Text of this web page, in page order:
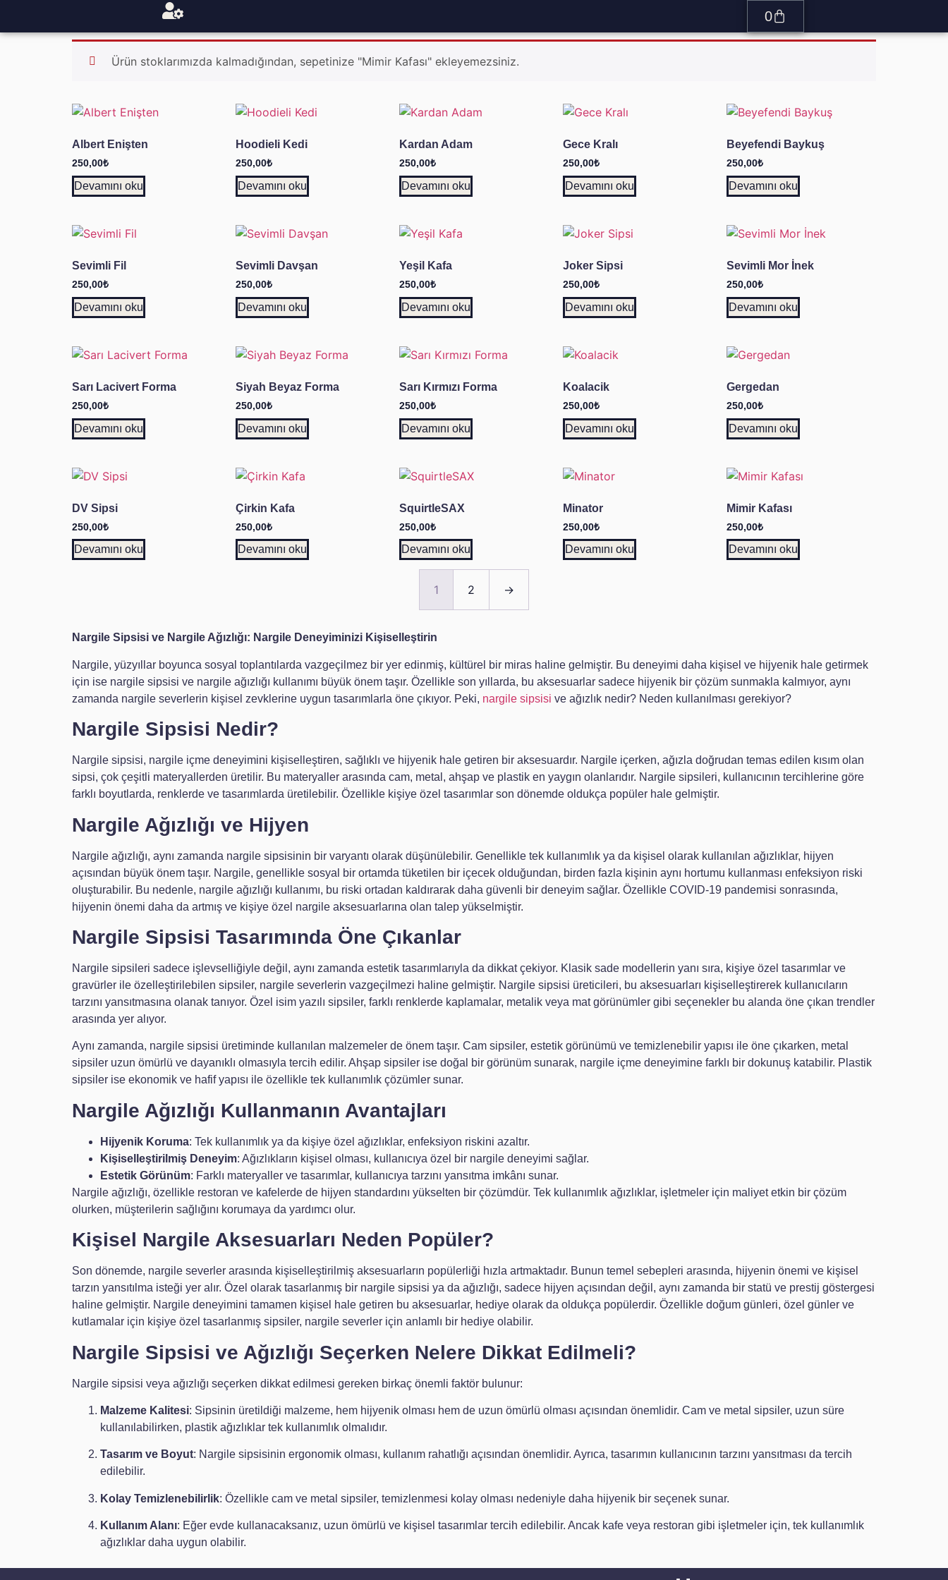
0
Ürün stoklarımızda kalmadığından, sepetinize "Mimir Kafası" ekleyemezsiniz.
Albert Enişten
250,00₺
Devamını oku
Hoodieli Kedi
250,00₺
Devamını oku
Kardan Adam
250,00₺
Devamını oku
Gece Kralı
250,00₺
Devamını oku
Beyefendi Baykuş
250,00₺
Devamını oku
Sevimli Fil
250,00₺
Devamını oku
Sevimli Davşan
250,00₺
Devamını oku
Yeşil Kafa
250,00₺
Devamını oku
Joker Sipsi
250,00₺
Devamını oku
Sevimli Mor İnek
250,00₺
Devamını oku
Sarı Lacivert Forma
250,00₺
Devamını oku
Siyah Beyaz Forma
250,00₺
Devamını oku
Sarı Kırmızı Forma
250,00₺
Devamını oku
Koalacik
250,00₺
Devamını oku
Gergedan
250,00₺
Devamını oku
DV Sipsi
250,00₺
Devamını oku
Çirkin Kafa
250,00₺
Devamını oku
SquirtleSAX
250,00₺
Devamını oku
Minator
250,00₺
Devamını oku
Mimir Kafası
250,00₺
Devamını oku
1 2 →
Nargile Sipsisi ve Nargile Ağızlığı: Nargile Deneyiminizi Kişiselleştirin
Nargile, yüzyıllar boyunca sosyal toplantılarda vazgeçilmez bir yer edinmiş, kültürel bir miras haline gelmiştir. Bu deneyimi daha kişisel ve hijyenik hale getirmek
için ise nargile sipsisi ve nargile ağızlığı kullanımı büyük önem taşır. Özellikle son yıllarda, bu aksesuarlar sadece hijyenik bir çözüm sunmakla kalmıyor, aynı
zamanda nargile severlerin kişisel zevklerine uygun tasarımlarla öne çıkıyor. Peki, nargile sipsisi ve ağızlık nedir? Neden kullanılması gerekiyor?
Nargile Sipsisi Nedir?
Nargile sipsisi, nargile içme deneyimini kişiselleştiren, sağlıklı ve hijyenik hale getiren bir aksesuardır. Nargile içerken, ağızla doğrudan temas edilen kısım olan
sipsi, çok çeşitli materyallerden üretilir. Bu materyaller arasında cam, metal, ahşap ve plastik en yaygın olanlarıdır. Nargile sipsileri, kullanıcının tercihlerine göre
farklı boyutlarda, renklerde ve tasarımlarda üretilebilir. Özellikle kişiye özel tasarımlar son dönemde oldukça popüler hale gelmiştir.
Nargile Ağızlığı ve Hijyen
Nargile ağızlığı, aynı zamanda nargile sipsisinin bir varyantı olarak düşünülebilir. Genellikle tek kullanımlık ya da kişisel olarak kullanılan ağızlıklar, hijyen
açısından büyük önem taşır. Nargile, genellikle sosyal bir ortamda tüketilen bir içecek olduğundan, birden fazla kişinin aynı hortumu kullanması enfeksiyon riski
oluşturabilir. Bu nedenle, nargile ağızlığı kullanımı, bu riski ortadan kaldırarak daha güvenli bir deneyim sağlar. Özellikle COVID-19 pandemisi sonrasında,
hijyenin önemi daha da artmış ve kişiye özel nargile aksesuarlarına olan talep yükselmiştir.
Nargile Sipsisi Tasarımında Öne Çıkanlar
Nargile sipsileri sadece işlevselliğiyle değil, aynı zamanda estetik tasarımlarıyla da dikkat çekiyor. Klasik sade modellerin yanı sıra, kişiye özel tasarımlar ve
gravürler ile özelleştirilebilen sipsiler, nargile severlerin vazgeçilmezi haline gelmiştir. Nargile sipsisi üreticileri, bu aksesuarları kişiselleştirerek kullanıcıların
tarzını yansıtmasına olanak tanıyor. Özel isim yazılı sipsiler, farklı renklerde kaplamalar, metalik veya mat görünümler gibi seçenekler bu alanda öne çıkan trendler
arasında yer alıyor.
Aynı zamanda, nargile sipsisi üretiminde kullanılan malzemeler de önem taşır. Cam sipsiler, estetik görünümü ve temizlenebilir yapısı ile öne çıkarken, metal
sipsiler uzun ömürlü ve dayanıklı olmasıyla tercih edilir. Ahşap sipsiler ise doğal bir görünüm sunarak, nargile içme deneyimine farklı bir dokunuş katabilir. Plastik
sipsiler ise ekonomik ve hafif yapısı ile özellikle tek kullanımlık çözümler sunar.
Nargile Ağızlığı Kullanmanın Avantajları
Hijyenik Koruma: Tek kullanımlık ya da kişiye özel ağızlıklar, enfeksiyon riskini azaltır.
Kişiselleştirilmiş Deneyim: Ağızlıkların kişisel olması, kullanıcıya özel bir nargile deneyimi sağlar.
Estetik Görünüm: Farklı materyaller ve tasarımlar, kullanıcıya tarzını yansıtma imkânı sunar.
Nargile ağızlığı, özellikle restoran ve kafelerde de hijyen standardını yükselten bir çözümdür. Tek kullanımlık ağızlıklar, işletmeler için maliyet etkin bir çözüm
olurken, müşterilerin sağlığını korumaya da yardımcı olur.
Kişisel Nargile Aksesuarları Neden Popüler?
Son dönemde, nargile severler arasında kişiselleştirilmiş aksesuarların popülerliği hızla artmaktadır. Bunun temel sebepleri arasında, hijyenin önemi ve kişisel
tarzın yansıtılma isteği yer alır. Özel olarak tasarlanmış bir nargile sipsisi ya da ağızlığı, sadece hijyen açısından değil, aynı zamanda bir statü ve prestij göstergesi
haline gelmiştir. Nargile deneyimini tamamen kişisel hale getiren bu aksesuarlar, hediye olarak da oldukça popülerdir. Özellikle doğum günleri, özel günler ve
kutlamalar için kişiye özel tasarlanmış sipsiler, nargile severler için anlamlı bir hediye olabilir.
Nargile Sipsisi ve Ağızlığı Seçerken Nelere Dikkat Edilmeli?
Nargile sipsisi veya ağızlığı seçerken dikkat edilmesi gereken birkaç önemli faktör bulunur:
Malzeme Kalitesi: Sipsinin üretildiği malzeme, hem hijyenik olması hem de uzun ömürlü olması açısından önemlidir. Cam ve metal sipsiler, uzun süre
kullanılabilirken, plastik ağızlıklar tek kullanımlık olmalıdır.
Tasarım ve Boyut: Nargile sipsisinin ergonomik olması, kullanım rahatlığı açısından önemlidir. Ayrıca, tasarımın kullanıcının tarzını yansıtması da tercih
edilebilir.
Kolay Temizlenebilirlik: Özellikle cam ve metal sipsiler, temizlenmesi kolay olması nedeniyle daha hijyenik bir seçenek sunar.
Kullanım Alanı: Eğer evde kullanacaksanız, uzun ömürlü ve kişisel tasarımlar tercih edilebilir. Ancak kafe veya restoran gibi işletmeler için, tek kullanımlık
ağızlıklar daha uygun olabilir.